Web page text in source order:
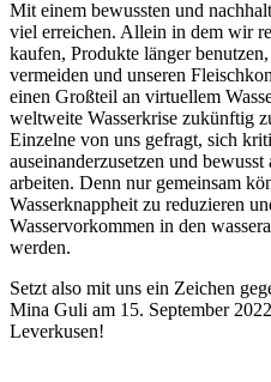
Mit einem bewussten und
viel erreichen. Allein in dem wir
kaufen, Produkte länger
vermeiden und unseren
einen Großteil an virtuellem
weltweite Wasserkrise zukünftig
Einzelne von uns gefragt, sich
auseinanderzusetzen und
arbeiten. Denn nur gemeinsam
Wasserknappheit zu reduzieren
Wasservorkommen in den
werden.
Setzt also mit uns ein Zeichen
Mina Guli am 15. September
Leverkusen!